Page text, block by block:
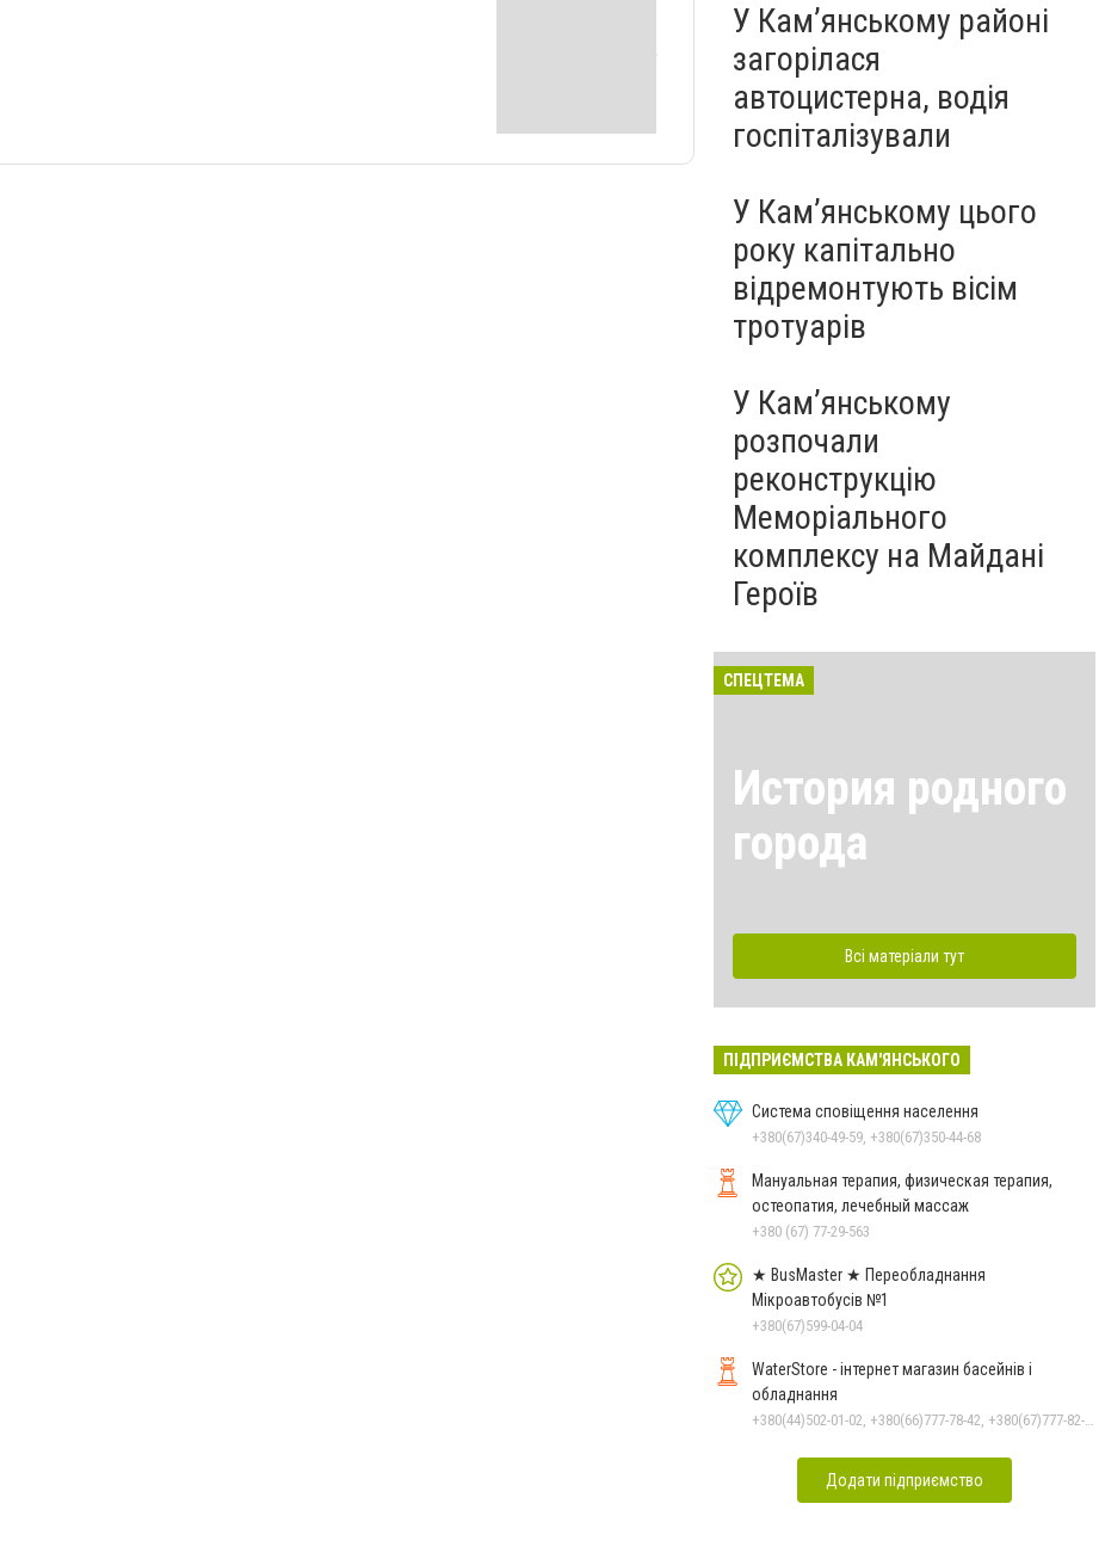
У Кам’янському районі
загорілася
автоцистерна, водія
госпіталізували
У Кам’янському цього
року капітально
відремонтують вісім
тротуарів
У Кам’янському
розпочали
реконструкцію
Меморіального
комплексу на Майдані
Героїв
СПЕЦТЕМА
История родного
города
Всі матеріали тут
ПІДПРИЄМСТВА КАМ'ЯНСЬКОГО
Система сповіщення населення
+380(67)340-49-59, +380(67)350-44-68
Мануальная терапия, физическая терапия,
остеопатия, лечебный массаж
+380 (67) 77-29-563
★ BusMaster ★ Переобладнання
Мікроавтобусів №1
+380(67)599-04-04
WaterStore - інтернет магазин басейнів і
обладнання
Додати підприємство